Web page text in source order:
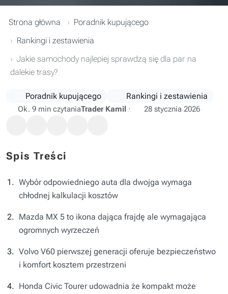
Strona główna
Poradnik kupującego
Rankingi i zestawienia
Jakie samochody najlepiej sprawdzą się dla par na
dalekie trasy?
Poradnik kupującego Rankingi i zestawienia
Ok. 9 min czytaniaTrader Kamil · 28 stycznia 2026
Spis Treści
Wybór odpowiedniego auta dla dwojga wymaga
chłodnej kalkulacji kosztów
Mazda MX 5 to ikona dająca frajdę ale wymagająca
ogromnych wyrzeczeń
Volvo V60 pierwszej generacji oferuje bezpieczeństwo
i komfort kosztem przestrzeni
Honda Civic Tourer udowadnia że kompakt może